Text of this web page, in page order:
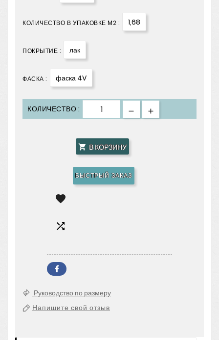
КОЛИЧЕСТВО В УПАКОВКЕ М2 : 1,68
ПОКРЫТИЕ : лак
ФАСКА : фаска 4V
КОЛИЧЕСТВО :
 В КОРЗИНУ
БЫСТРЫЙ ЗАКАЗ


Руководство по размеру
Напишите свой отзыв